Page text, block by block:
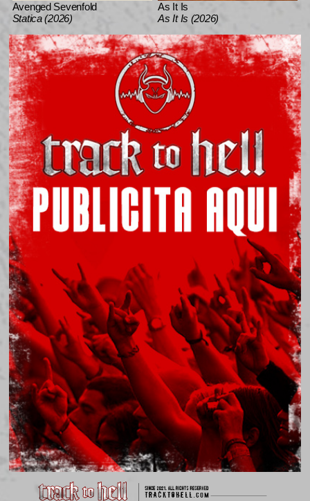
Avenged Sevenfold
Statica (2026)
As It Is
As It Is (2026)